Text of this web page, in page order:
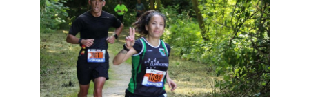
Partenaires
Photos▼